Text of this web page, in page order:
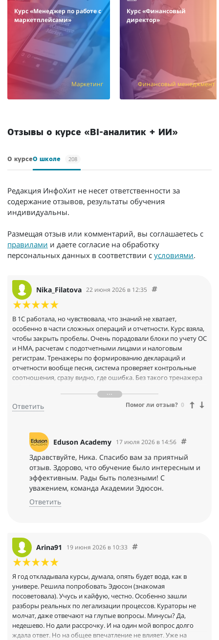
Курс «Менеджер по работе с
маркетплейсами»
Маркетинг
Курс «Финансовый
директор»
Финансовый менеджмент
Отзывы о курсе «BI-аналитик + ИИ»
О курсеО школе 208
Редакция ИнфоХит не несет ответственности за
содержание отзывов, результаты обучения
индивидуальны.
Размещая отзыв или комментарий, вы соглашаетесь с
правилами и даете согласие на обработку
персональных данных в соответствии с условиями.
Nika_Filatova 22 июня 2026 в 12:35
В 1С работала, но чувствовала, что знаний не хватает,
особенно в части сложных операций и отчетности. Курс взяла,
чтобы закрыть пробелы. Очень порадовали блоки по учету ОС
и НМА, расчетам с подотчетными лицами и налоговым
регистрам. Тренажеры по формированию деклараций и
отчетности вообще песня, система проверяет контрольные
соотношения, сразу видно, где ошибка. Без такого тренажера
по восстановлению НДС, ответил через пару часов. Доступ к
материалам навсегда, периодически заглядываю в конспекты
Ответить Помог ли отзыв? 0
Eduson Academy 17 июля 2026 в 14:56
Здравствуйте, Ника. Спасибо вам за приятный
отзыв. Здорово, что обучение было интересным и
эффективным. Рады быть полезными! С
уважением, команда Академии Эдюсон.
Ответить
Arina91 19 июня 2026 в 10:33
Я год откладывала курсы, думала, опять будет вода, как в
универе. Решила попробовать Эдюсон (знакомая
посоветовала). Учусь и кайфую, честно. Особенно зашли
разборы реальных по легализации процессов. Кураторы не
молчат, даже отвечают на глупые вопросы. Минусы? Да,
недешево. Но дали рассрочку. И на один мой вопрос долго
ждала ответ. Но на общее впечатление не влияет. Уже на